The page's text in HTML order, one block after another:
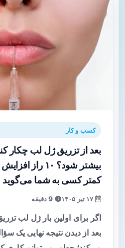
کسب و کار
بعد از تزریق ژل لب چکار
بیشتر شود؟ ۱۰
کمتر کسی به شما می‌گوید
اگر برای اولین بار ژل لب
بعد از دیدن نتیجه نهایی یک